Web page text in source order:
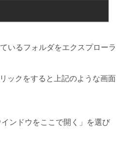
いるフォルダをエクスプローラ
ックをすると上記のような画面
ンドウをここで開く」を選び